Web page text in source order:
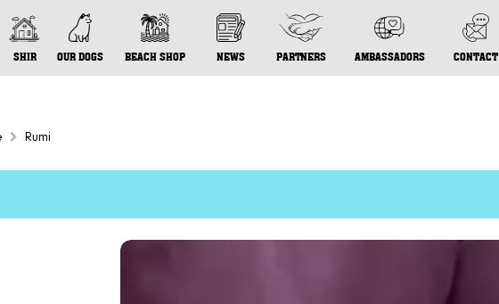
SHIR OUR DOGS BEACH SHOP NEWS PARTNERS AMBASSADORS CONTACT
Rumi